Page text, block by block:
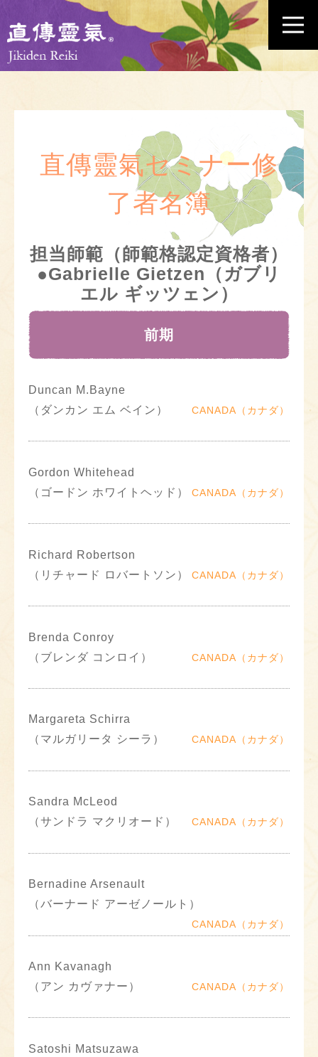
直傳靈氣セミナー修
了者名簿
担当師範（師範格認定資格者）
●Gabrielle Gietzen（ガブリ
エル ギッツェン）
前期
Duncan M.Bayne
（ダンカン エム ベイン）
CANADA（カナダ）
Gordon Whitehead
（ゴードン ホワイトヘッド）
CANADA（カナダ）
Richard Robertson
（リチャード ロバートソン）
CANADA（カナダ）
Brenda Conroy
（ブレンダ コンロイ）
CANADA（カナダ）
Margareta Schirra
（マルガリータ シーラ）
CANADA（カナダ）
Sandra McLeod
（サンドラ マクリオード）
CANADA（カナダ）
Bernadine Arsenault
（バーナード アーゼノールト）
CANADA（カナダ）
Ann Kavanagh
（アン カヴァナー）
CANADA（カナダ）
Satoshi Matsuzawa